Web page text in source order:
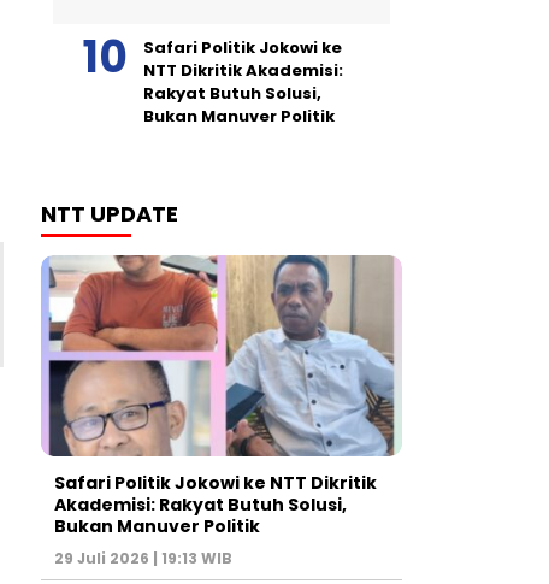
Safari Politik Jokowi ke
NTT Dikritik Akademisi:
Rakyat Butuh Solusi,
Bukan Manuver Politik
NTT UPDATE
Safari Politik Jokowi ke NTT Dikritik
Akademisi: Rakyat Butuh Solusi,
Bukan Manuver Politik
29 Juli 2026 | 19:13 WIB